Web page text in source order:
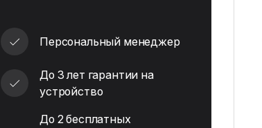
Персональный менеджер
До 3 лет гарантии на
устройство
До 2 бесплатных